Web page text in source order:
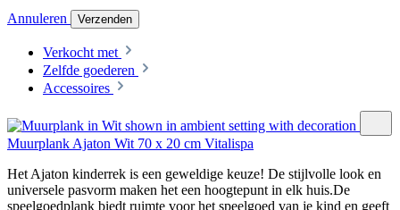
Annuleren Verzenden
Verkocht met
Zelfde goederen
Accessoires
Muurplank Ajaton Wit 70 x 20 cm Vitalispa
Het Ajaton kinderrek is een geweldige keuze! De stijlvolle look en
universele pasvorm maken het een hoogtepunt in elk huis.De
speelgoedplank biedt ruimte voor het speelgoed van je kind en geeft